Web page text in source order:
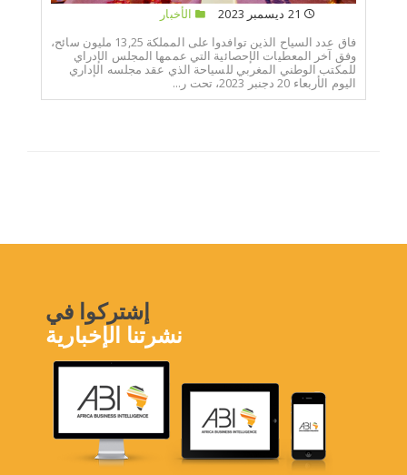
الأخبار
فاق عدد السياح الذين توافدوا على المملكة 13,25 مليون سائح،
وفق آخر المعطيات الإحصائية التي عممها المجلس الإدراي
للمكتب الوطني المغربي للسياحة الذي عقد مجلسه الإداري
اليوم الأربعاء 20 دجنبر 2023، تحت ر...
إشتركوا في
نشرتنا الإخبارية